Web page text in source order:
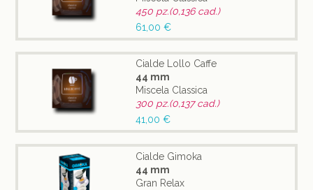
450 pz.(0,136 cad.)
61,00 €
Cialde Lollo Caffe
44 mm
Miscela Classica
300 pz.(0,137 cad.)
41,00 €
Cialde Gimoka
44 mm
Gran Relax